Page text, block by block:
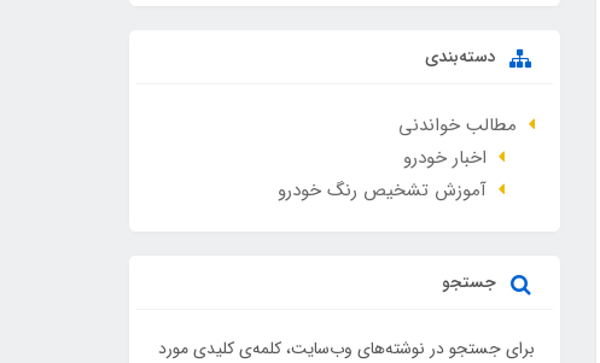
دسته‌بندی
مطالب خواندنی
اخبار خودرو
آموزش تشخیص رنگ خودرو
جستجو
برای جستجو در نوشته‌های وب‌سایت، کلمه‌ی کلیدی مورد